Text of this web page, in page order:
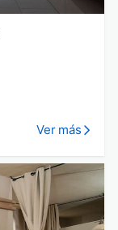
Ver más